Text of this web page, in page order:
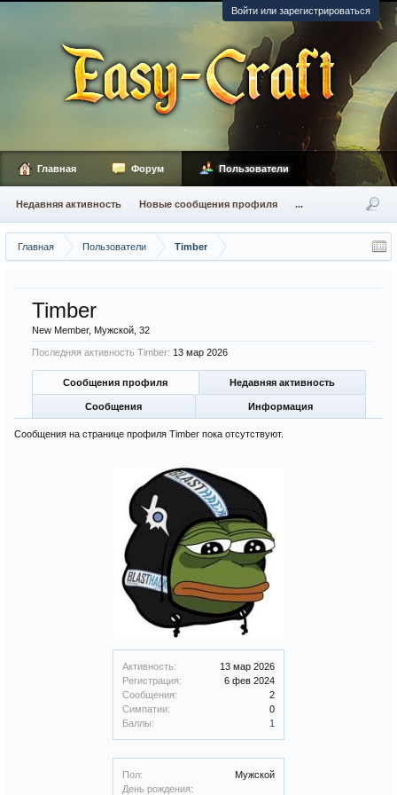
Войти или зарегистрироваться
Главная Пользователи Timber
Активность:
13 мар 2026
Регистрация:
6 фев 2024
Сообщения:
2
Симпатии:
0
Баллы:
1
Пол:
Мужской
День рождения:
Timber
New Member, Мужской, 32
Последняя активность Timber: 13 мар 2026
Сообщения профиля Недавняя активность
Сообщения Информация
Сообщения на странице профиля Timber пока отсутствуют.
Главная Форум Пользователи
Недавняя активность Новые сообщения профиля ...